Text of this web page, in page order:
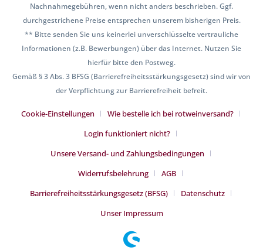
Nachnahmegebühren, wenn nicht anders beschrieben. Ggf.
durchgestrichene Preise entsprechen unserem bisherigen Preis.
** Bitte senden Sie uns keinerlei unverschlüsselte vertrauliche
Informationen (z.B. Bewerbungen) über das Internet. Nutzen Sie
hierfür bitte den Postweg.
Gemäß § 3 Abs. 3 BFSG (Barrierefreiheitsstärkungsgesetz) sind wir von
der Verpflichtung zur Barrierefreiheit befreit.
Cookie-Einstellungen
Wie bestelle ich bei rotweinversand?
Login funktioniert nicht?
Unsere Versand- und Zahlungsbedingungen
Widerrufsbelehrung
AGB
Barrierefreiheitsstärkungsgesetz (BFSG)
Datenschutz
Unser Impressum